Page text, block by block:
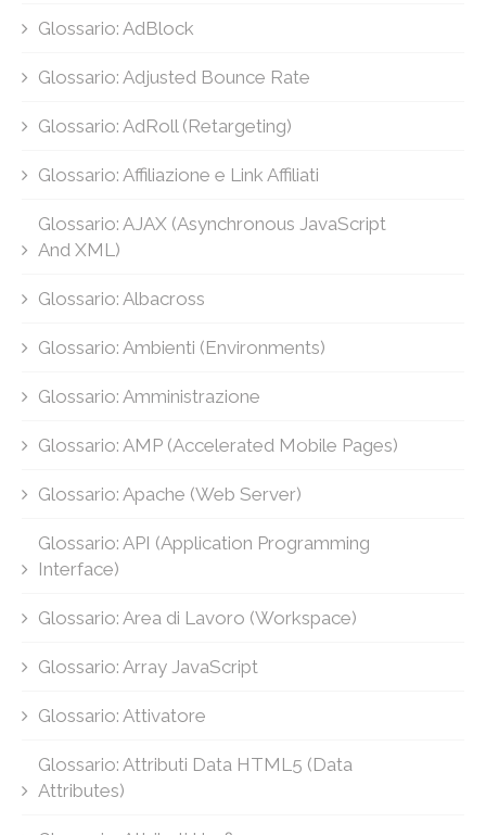
Glossario: AdBlock
Glossario: Adjusted Bounce Rate
Glossario: AdRoll (Retargeting)
Glossario: Affiliazione e Link Affiliati
Glossario: AJAX (Asynchronous JavaScript
And XML)
Glossario: Albacross
Glossario: Ambienti (Environments)
Glossario: Amministrazione
Glossario: AMP (Accelerated Mobile Pages)
Glossario: Apache (Web Server)
Glossario: API (Application Programming
Interface)
Glossario: Area di Lavoro (Workspace)
Glossario: Array JavaScript
Glossario: Attivatore
Glossario: Attributi Data HTML5 (Data
Attributes)